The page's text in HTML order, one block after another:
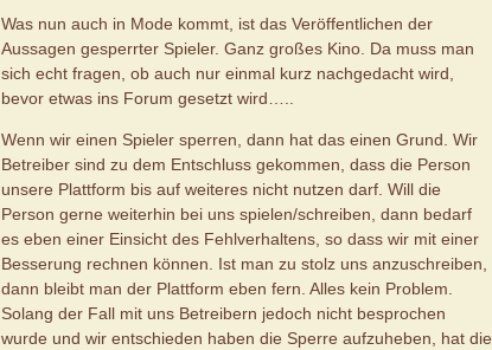
Was nun auch in Mode kommt, ist das Veröffentlichen der
Aussagen gesperrter Spieler. Ganz großes Kino. Da muss man
sich echt fragen, ob auch nur einmal kurz nachgedacht wird,
bevor etwas ins Forum gesetzt wird…..
Wenn wir einen Spieler sperren, dann hat das einen Grund. Wir
Betreiber sind zu dem Entschluss gekommen, dass die Person
unsere Plattform bis auf weiteres nicht nutzen darf. Will die
Person gerne weiterhin bei uns spielen/schreiben, dann bedarf
es eben einer Einsicht des Fehlverhaltens, so dass wir mit einer
Besserung rechnen können. Ist man zu stolz uns anzuschreiben,
dann bleibt man der Plattform eben fern. Alles kein Problem.
Solang der Fall mit uns Betreibern jedoch nicht besprochen
wurde und wir entschieden haben die Sperre aufzuheben, hat die